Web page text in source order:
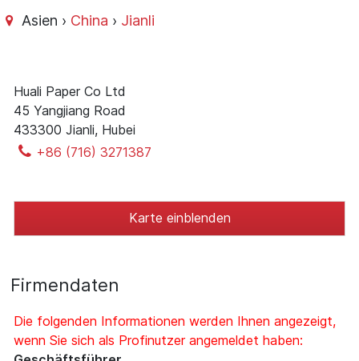
Asien › China › Jianli
Huali Paper Co Ltd
45 Yangjiang Road
433300 Jianli, Hubei
+86 (716) 3271387
Karte einblenden
Firmendaten
Die folgenden Informationen werden Ihnen angezeigt,
wenn Sie sich als Profinutzer angemeldet haben: